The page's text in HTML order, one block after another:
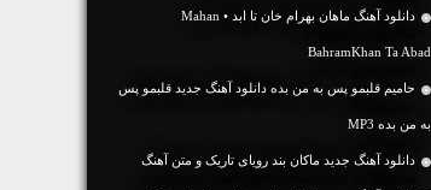
دانلود آهنگ ماهان بهرام خان تا ابد • Mahan
BahramKhan Ta Abad
حامیم قلبمو پس به من بده دانلود آهنگ جدید قلبمو پس
به من بده MP3
دانلود آهنگ جديد ماکان بند رویای تاریک و متن آهنگ